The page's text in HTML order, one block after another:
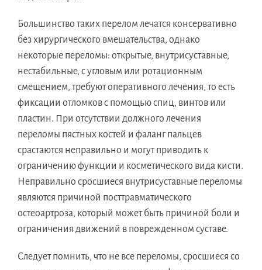
Большинство таких перелом лечатся консервативно
без хирургического вмешательства, однако
некоторые переломы: открытые, внутрисуставные,
нестабильные, с угловым или ротационным
смещением, требуют оперативного лечения, то есть
фиксации отломков с помощью спиц, винтов или
пластин. При отсутствии должного лечения
переломы пястных костей и фаланг пальцев
срастаются неправильно и могут приводить к
ограничению функции и косметического вида кисти.
Неправильно сросшиеся внутрисуставные переломы
являются причиной посттравматического
остеоартроза, который может быть причиной боли и
ограничения движений в поврежденном суставе.
Следует помнить, что не все переломы, сросшиеся со